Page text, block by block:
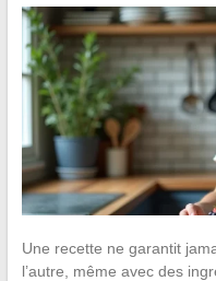
Une recette ne garantit
l’autre, même avec des